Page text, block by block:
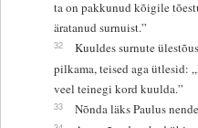
ta on pakkunud kõigile
äratanud surnuist.”
32
Kuuldes surnute
pilkama, teised aga ütlesid:
veel teinegi kord kuulda.”
33 Nõnda läks Paulus